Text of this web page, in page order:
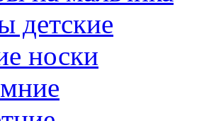
детские
носки